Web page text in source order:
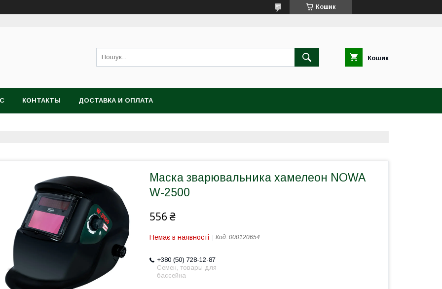
Кошик
Кошик
КОНТАКТЫ ДОСТАВКА И ОПЛАТА
Маска зварювальника хамелеон NOWA
W-2500
556 ₴
Немає в наявності Код: 000120654
+380 (50) 728-12-87
Семен, товары для
бассейна